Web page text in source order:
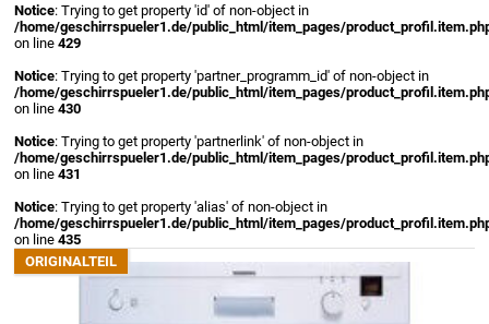
Notice: Trying to get property 'id' of non-object in
/home/geschirrspueler1.de/public_html/item_pages/
on line429
Notice: Trying to get property 'partner_programm_id' of non-object in
/home/geschirrspueler1.de/public_html/item_pages/
on line430
Notice: Trying to get property 'partnerlink' of non-object in
/home/geschirrspueler1.de/public_html/item_pages/
on line431
Notice: Trying to get property 'alias' of non-object in
/home/geschirrspueler1.de/public_html/item_pages/
on line435